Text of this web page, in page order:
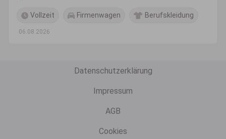
Vollzeit Firmenwagen Berufskleidung
06.08.2026
Datenschutzerklärung
Impressum
AGB
Cookies